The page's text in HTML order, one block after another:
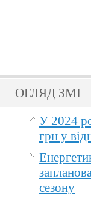
ОГЛЯД ЗМІ
У 2024
грн у
сезону